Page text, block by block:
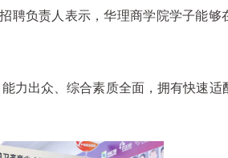
聘负责人表示，华理商学院学子能够
力出众、综合素质全面，拥有快速适